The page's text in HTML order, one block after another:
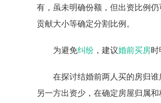
有，虽未明确份额，但出资比例
贡献大小等确定分割比例。
为避免纠纷 ，建议婚前买房时
在探讨结婚前两人买的房归
另一方出资少，在确定房屋归属